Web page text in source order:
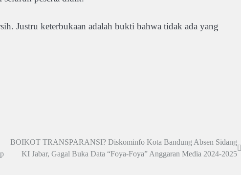
Justru keterbukaan adalah bukti bahwa tidak ada yang
BOIKOT TRANSPARANSI? Diskominfo Kota Bandung Absen Sidang
KI Jabar, Gagal Buka Data “Foya-Foya” Anggaran Media 2024-2025